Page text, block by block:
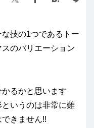
技の1つであるトー
のバリエーション
るかと思います
いうのは非常に難
きません!!